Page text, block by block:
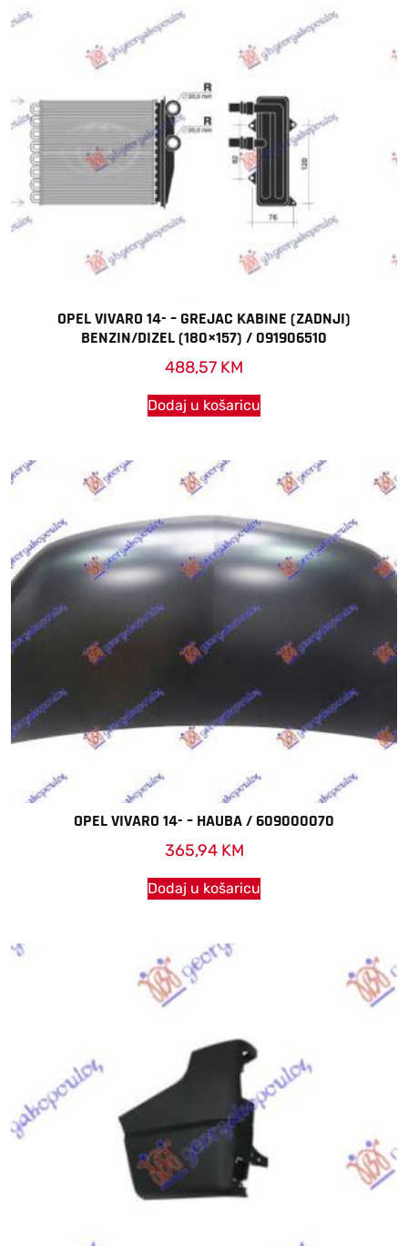
OPEL VIVARO 14- – GREJAC KABINE (ZADNJI)
BENZIN/DIZEL (180×157) / 091906510
488,57 KM
Dodaj u košaricu
OPEL VIVARO 14- – HAUBA / 609000070
365,94 KM
Dodaj u košaricu